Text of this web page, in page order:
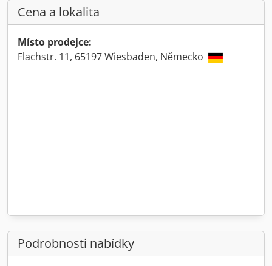
Cena a lokalita
Místo prodejce:
Flachstr. 11, 65197 Wiesbaden, Německo
Podrobnosti nabídky